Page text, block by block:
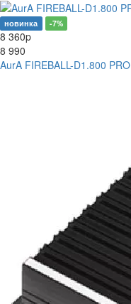
новинка -7%
8 360p
8 990
AurA FIREBALL-D1.800 PRO